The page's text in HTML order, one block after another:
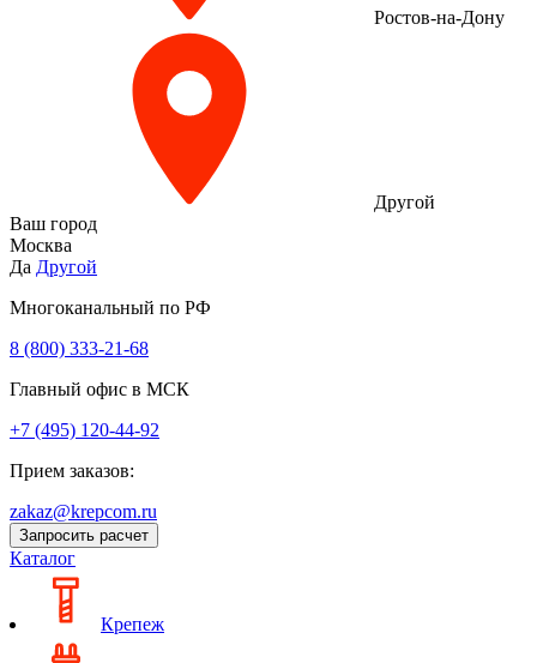
Ростов-на-Дону
Другой
Ваш город
Москва
Да Другой
Многоканальный по РФ
8 (800) 333‑21-68
Главный офис в МСК
+7 (495) 120-44-92
Прием заказов:
zakaz@krepcom.ru
Запросить расчет
Каталог
Крепеж